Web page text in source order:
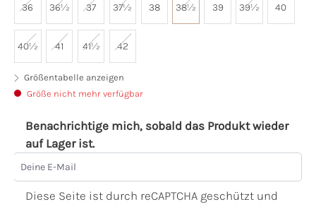
36 36½ 37 37½ 38 38½ 39 39½ 40
40½ 41 41½ 42
Größentabelle anzeigen
Größe nicht mehr verfügbar
Benachrichtige mich, sobald das Produkt wieder
auf Lager ist.
Deine E-Mail
Diese Seite ist durch reCAPTCHA geschützt und